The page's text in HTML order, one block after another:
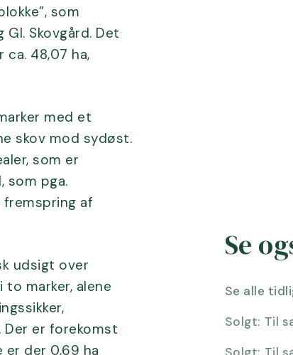
som
Skovgård. Det
48,07 ha,
med et
skov mod sydøst.
som er
som pga.
fremspring af
udsigt over
to marker, alene
er forekomst
er der 0,69 ha
Se
Se alle
Solgt: Til